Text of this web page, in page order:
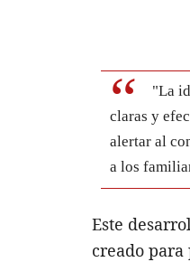
"La
claras y
alertar al
a los
Este
creado